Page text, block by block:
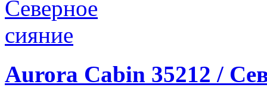
Aurora Cabin 35212 /